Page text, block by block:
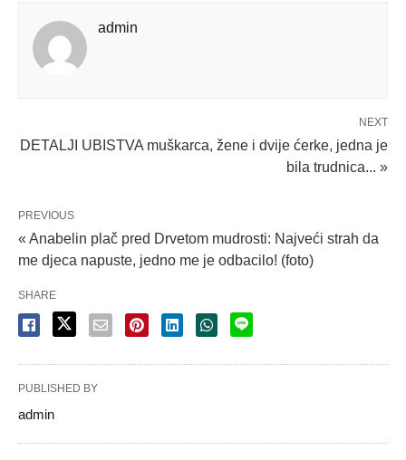
admin
NEXT
DETALJI UBISTVA muškarca, žene i dvije ćerke, jedna je
bila trudnica... »
PREVIOUS
« Anabelin plač pred Drvetom mudrosti: Najveći strah da
me djeca napuste, jedno me je odbacilo! (foto)
SHARE
PUBLISHED BY
admin